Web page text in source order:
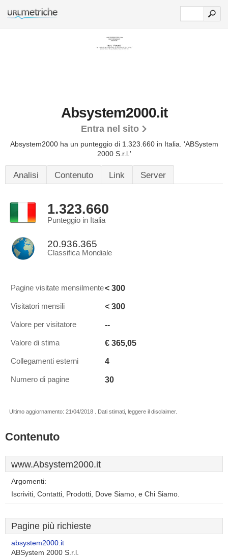
Absystem2000.it
Entra nel sito
Absystem2000 ha un punteggio di 1.323.660 in Italia. 'ABSystem
2000 S.r.l.'
Analisi Contenuto Link Server
1.323.660
Punteggio in Italia
20.936.365
Classifica Mondiale
Pagine visitate mensilmente< 300
Visitatori mensili < 300
Valore per visitatore --
Valore di stima € 365,05
Collegamenti esterni 4
Numero di pagine 30
Ultimo aggiornamento: 21/04/2018 . Dati stimati, leggere il disclaimer.
Contenuto
www.Absystem2000.it
Argomenti:
Iscriviti, Contatti, Prodotti, Dove Siamo, e Chi Siamo.
Pagine più richieste
absystem2000.it
ABSystem 2000 S.r.l.